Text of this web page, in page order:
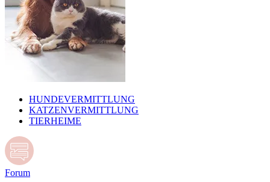
HUNDEVERMITTLUNG
KATZENVERMITTLUNG
TIERHEIME
Forum